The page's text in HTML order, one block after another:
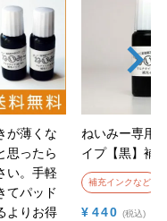
が薄くな
思ったら
い。手軽
てパッド
よりお得
ねいみー専用
イプ【黒】補
補充インクなど
¥ 440 税込